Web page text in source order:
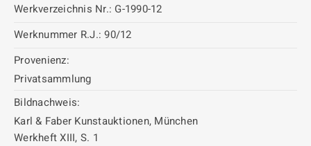
Werkverzeichnis Nr.: G-1990-12
Werknummer R.J.: 90/12
Provenienz:
Privatsammlung
Bildnachweis:
Karl & Faber Kunstauktionen, München
Werkheft XIII, S. 1